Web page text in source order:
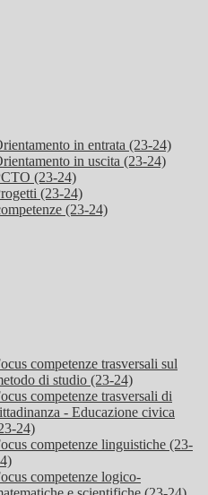
in entrata (23-24)
in uscita (23-24)
(23-24)
(23-24)
(23-24)
competenze trasversali sul
di studio (23-24)
competenze trasversali di
- Educazione civica
24)
competenze linguistiche (23-
competenze logico-